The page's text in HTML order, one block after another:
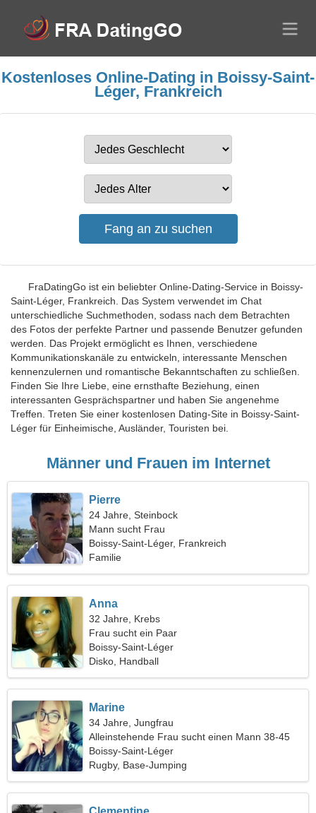
Kostenloses Online-Dating in Boissy-Saint-
Léger, Frankreich
FraDatingGo ist ein beliebter Online-Dating-Service in Boissy-
Saint-Léger, Frankreich. Das System verwendet im Chat
unterschiedliche Suchmethoden, sodass nach dem Betrachten
des Fotos der perfekte Partner und passende Benutzer gefunden
werden. Das Projekt ermöglicht es Ihnen, verschiedene
Kommunikationskanäle zu entwickeln, interessante Menschen
kennenzulernen und romantische Bekanntschaften zu schließen.
Finden Sie Ihre Liebe, eine ernsthafte Beziehung, einen
interessanten Gesprächspartner und haben Sie angenehme
Treffen. Treten Sie einer kostenlosen Dating-Site in Boissy-Saint-
Léger für Einheimische, Ausländer, Touristen bei.
Männer und Frauen im Internet
Pierre
24 Jahre, Steinbock
Mann sucht Frau
Boissy-Saint-Léger, Frankreich
Familie
Anna
32 Jahre, Krebs
Frau sucht ein Paar
Boissy-Saint-Léger
Disko, Handball
Marine
34 Jahre, Jungfrau
Alleinstehende Frau sucht einen Mann 38-45
Boissy-Saint-Léger
Rugby, Base-Jumping